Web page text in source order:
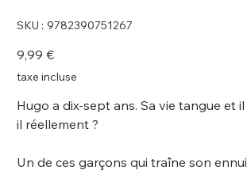
SKU : SKU
9782390751267
9782390751267
Prix
9,99 €
taxe incluse
Hugo a dix-sept ans. Sa vie tangue et
il réellement ?
Un de ces garçons qui traîne son